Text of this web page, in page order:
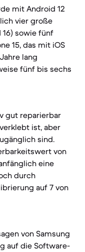
mit Android 12
vier große
sowie fünf
15, das mit iOS
lang
fünf bis sechs
gut reparierbar
ist, aber
sind.
von
eine
durch
auf 7 von
von Samsung
auf die Software-